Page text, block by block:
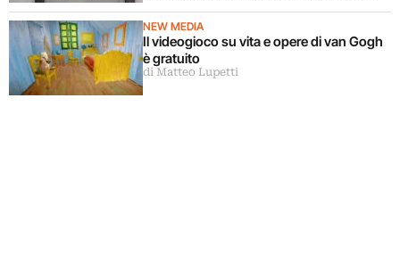
NEW MEDIA
Il videogioco su vita e opere di van Gogh
è gratuito
di Matteo Lupetti